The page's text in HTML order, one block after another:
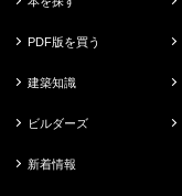
PDF版を買う
建築知識
ビルダーズ
新着情報